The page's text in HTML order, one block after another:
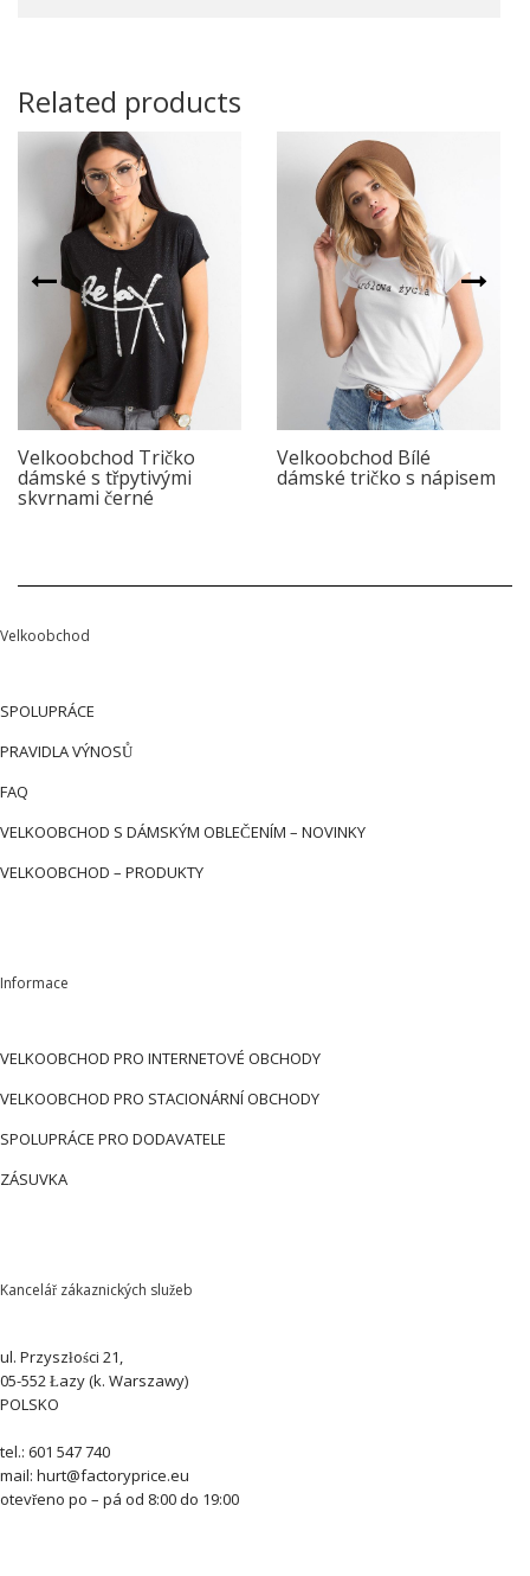
Related products
Velkoobchod Tričko
dámské s třpytivými
skvrnami černé
Velkoobchod Bílé
dámské tričko s nápisem
Velkoobchod
SPOLUPRÁCE
PRAVIDLA VÝNOSŮ
FAQ
VELKOOBCHOD S DÁMSKÝM OBLEČENÍM – NOVINKY
VELKOOBCHOD – PRODUKTY
Informace
VELKOOBCHOD PRO INTERNETOVÉ OBCHODY
VELKOOBCHOD PRO STACIONÁRNÍ OBCHODY
SPOLUPRÁCE PRO DODAVATELE
ZÁSUVKA
Kancelář zákaznických služeb
ul. Przyszłości 21,
05-552 Łazy (k. Warszawy)
POLSKO
tel.: 601 547 740
mail: hurt@factoryprice.eu
otevřeno po – pá od 8:00 do 19:00